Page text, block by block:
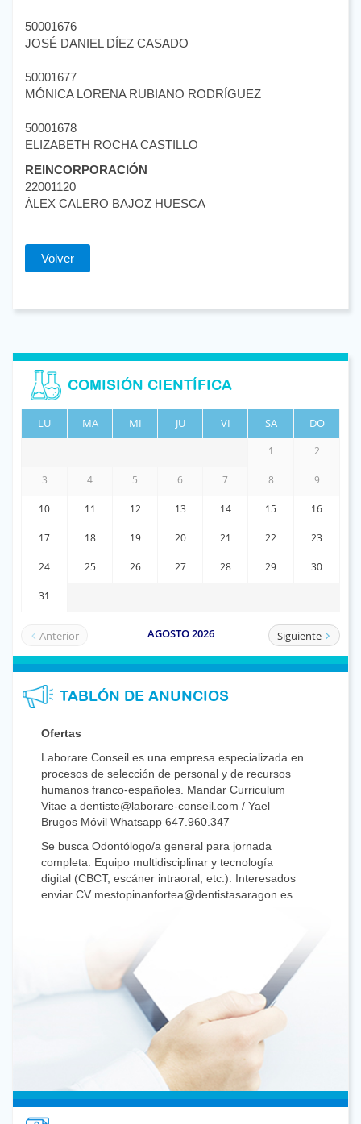
50001676
JOSÉ DANIEL DÍEZ CASADO
50001677
MÓNICA LORENA RUBIANO RODRÍGUEZ
50001678
ELIZABETH ROCHA CASTILLO
REINCORPORACIÓN
22001120
ÁLEX CALERO BAJOZ HUESCA
Volver
COMISIÓN CIENTÍFICA
TABLÓN DE ANUNCIOS
Ofertas
Laborare Conseil es una empresa especializada en
procesos de selección de personal y de recursos
humanos franco-españoles. Mandar Curriculum
Vitae a dentiste@laborare-conseil.com / Yael
Brugos Móvil Whatsapp 647.960.347
Se busca Odontólogo/a general para jornada
completa. Equipo multidisciplinar y tecnología
digital (CBCT, escáner intraoral, etc.). Interesados
enviar CV mestopinanfortea@dentistasaragon.es
al mes, con posibilidad de ampliar. Clínica familiar.
Interesado/a llamar al 680.468.183.
Se busca compañero generalista para colaborar.
Jornadas a convenir. Incorporación flexible.
Posibilidad de desarrollo profesional. Interesados
Se traspasa Clínica Dental en el centro de
Zaragoza con 25 años de antigüedad. La Clínica